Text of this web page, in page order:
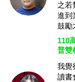
之若
進到
鼓勵
110
普雙
我覺
讀書